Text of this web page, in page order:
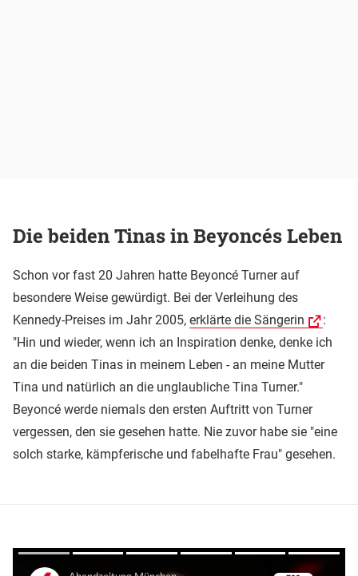
Die beiden Tinas in Beyoncés Leben
Schon vor fast 20 Jahren hatte Beyoncé Turner auf
besondere Weise gewürdigt. Bei der Verleihung des
Kennedy-Preises im Jahr 2005, erklärte die Sängerin
:
"Hin und wieder, wenn ich an Inspiration denke, denke ich
an die beiden Tinas in meinem Leben - an meine Mutter
Tina und natürlich an die unglaubliche Tina Turner."
Beyoncé werde niemals den ersten Auftritt von Turner
vergessen, den sie gesehen hatte. Nie zuvor habe sie "eine
solch starke, kämpferische und fabelhafte Frau" gesehen.